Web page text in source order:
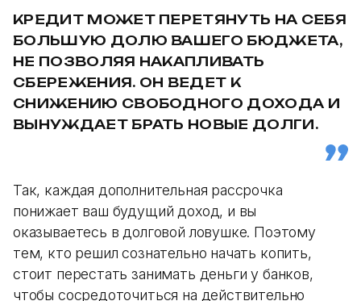
КРЕДИТ МОЖЕТ ПЕРЕТЯНУТЬ НА СЕБЯ
БОЛЬШУЮ ДОЛЮ ВАШЕГО БЮДЖЕТА,
НЕ ПОЗВОЛЯЯ НАКАПЛИВАТЬ
СБЕРЕЖЕНИЯ. ОН ВЕДЕТ К
СНИЖЕНИЮ СВОБОДНОГО ДОХОДА И
ВЫНУЖДАЕТ БРАТЬ НОВЫЕ ДОЛГИ.
Так, каждая дополнительная рассрочка
понижает ваш будущий доход, и вы
оказываетесь в долговой ловушке. Поэтому
тем, кто решил сознательно начать копить,
стоит перестать занимать деньги у банков,
чтобы сосредоточиться на действительно